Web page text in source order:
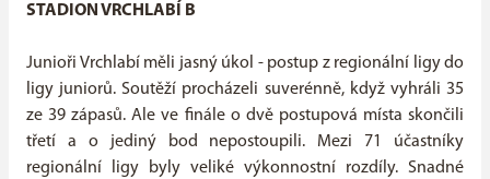
STADION VRCHLABÍ B
Junioři Vrchlabí měli jasný úkol - postup z regionální ligy do
ligy juniorů. Soutěží procházeli suverénně, když vyhráli 35
ze 39 zápasů. Ale ve finále o dvě postupová místa skončili
třetí a o jediný bod nepostoupili. Mezi 71 účastníky
regionální ligy byly veliké výkonnostní rozdíly. Snadné